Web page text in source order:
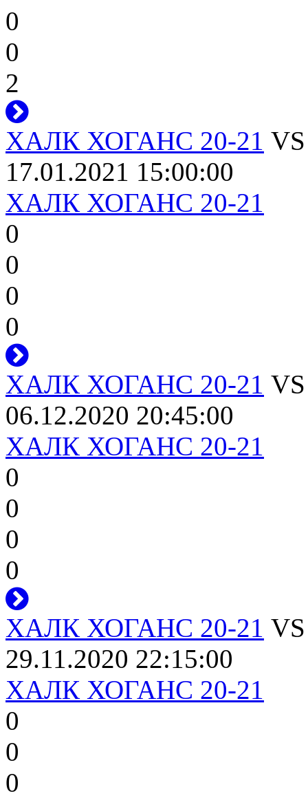
0
0
2
ХАЛК ХОГАНС 20-21
17.01.2021 15:00:00
ХАЛК ХОГАНС 20-21
0
0
0
0
ХАЛК ХОГАНС 20-21
06.12.2020 20:45:00
ХАЛК ХОГАНС 20-21
0
0
0
0
ХАЛК ХОГАНС 20-21
29.11.2020 22:15:00
ХАЛК ХОГАНС 20-21
0
0
0